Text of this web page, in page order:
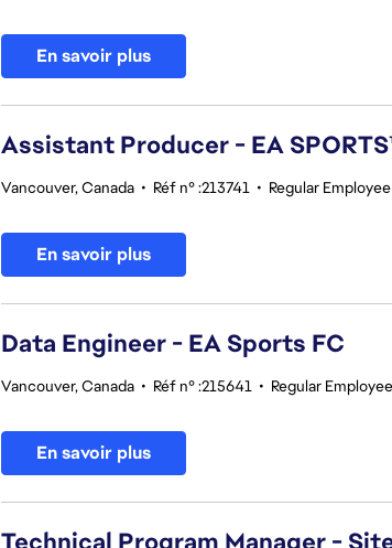
En savoir plus
Assistant Producer - EA
Vancouver, Canada • Réf n° :213741 • Regular Employee
En savoir plus
Data Engineer - EA Sports FC
Vancouver, Canada • Réf n° :215641 • Regular Employee
En savoir plus